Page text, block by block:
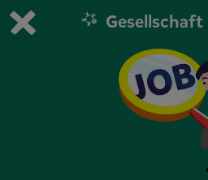
Du spielst die kostenfreie
Jetzt
Gesellschaft